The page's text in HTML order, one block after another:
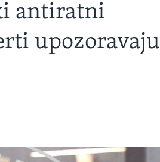
antiratni
upozoravaju